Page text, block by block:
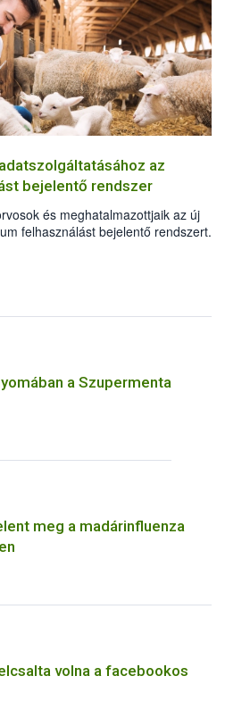
az
bejelentő rendszer
és meghatalmazottjaik az új
felhasználást bejelentő rendszert.
készítmények
ütemének lezárásakor tölthetik
a Szupermenta
meg a madárinfluenza
volna a facebookos